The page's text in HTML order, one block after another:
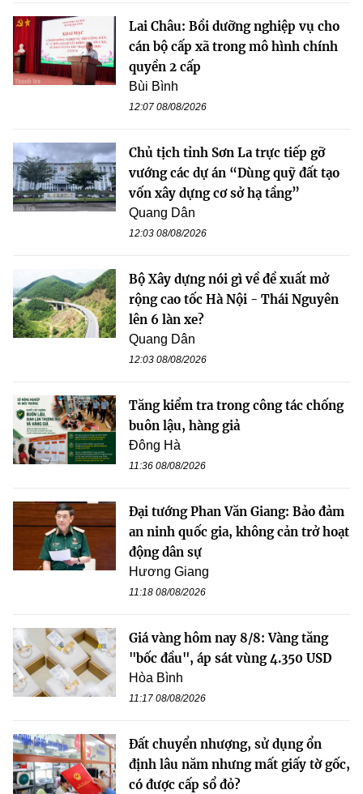
Lai Châu: Bồi dưỡng nghiệp vụ cho
cán bộ cấp xã trong mô hình chính
quyền 2 cấp
Bùi Bình
12:07 08/08/2026
Chủ tịch tỉnh Sơn La trực tiếp gỡ
vướng các dự án “Dùng quỹ đất tạo
vốn xây dựng cơ sở hạ tầng”
Quang Dân
12:03 08/08/2026
Bộ Xây dựng nói gì về đề xuất mở
rộng cao tốc Hà Nội - Thái Nguyên
lên 6 làn xe?
Quang Dân
12:03 08/08/2026
Tăng kiểm tra trong công tác chống
buôn lậu, hàng giả
Đông Hà
11:36 08/08/2026
Đại tướng Phan Văn Giang: Bảo đảm
an ninh quốc gia, không cản trở hoạt
động dân sự
Hương Giang
11:18 08/08/2026
Giá vàng hôm nay 8/8: Vàng tăng
"bốc đầu", áp sát vùng 4.350 USD
Hòa Bình
11:17 08/08/2026
Đất chuyển nhượng, sử dụng ổn
định lâu năm nhưng mất giấy tờ gốc,
có được cấp sổ đỏ?